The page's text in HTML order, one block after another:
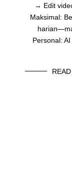
→ Edit
Maksimal:
Personal: